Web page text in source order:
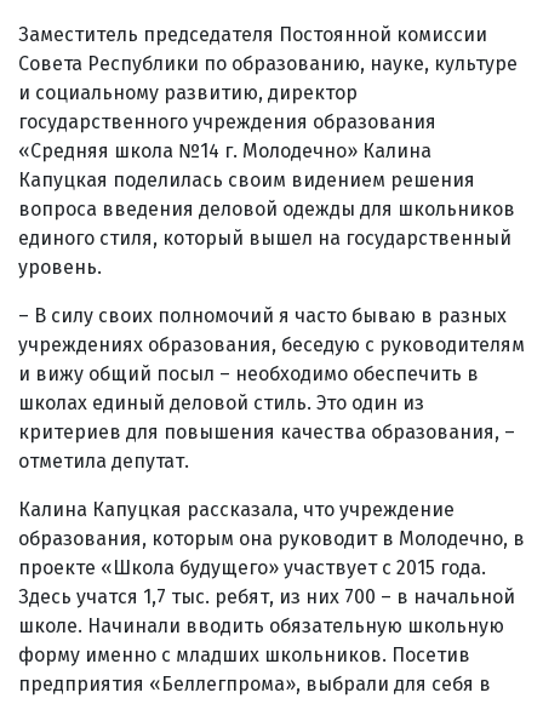
Заместитель председателя Постоянной комиссии
Совета Республики по образованию, науке, культуре
и социальному развитию, директор
государственного учреждения образования
«Средняя школа №14 г. Молодечно» Калина
Капуцкая поделилась своим видением решения
вопроса введения деловой одежды для школьников
единого стиля, который вышел на государственный
уровень.
– В силу своих полномочий я часто бываю в разных
учреждениях образования, беседую с руководителям
и вижу общий посыл – необходимо обеспечить в
школах единый деловой стиль. Это один из
критериев для повышения качества образования, –
отметила депутат.
Калина Капуцкая рассказала, что учреждение
образования, которым она руководит в Молодечно, в
проекте «Школа будущего» участвует с 2015 года.
Здесь учатся 1,7 тыс. ребят, из них 700 – в начальной
школе. Начинали вводить обязательную школьную
форму именно с младших школьников. Посетив
предприятия «Беллегпрома», выбрали для себя в